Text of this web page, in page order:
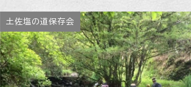
土佐塩の道保存会